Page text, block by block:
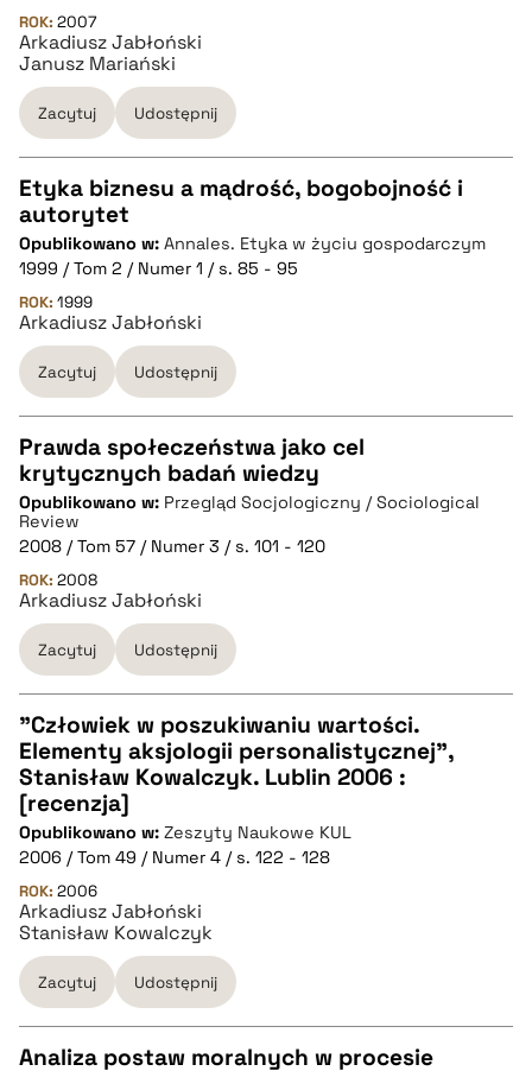
BIBTEX
pobierz cytat
ROK: 2007
Arkadiusz Jabłoński
Janusz Mariański
Zacytuj Udostępnij
CZYSTY TEKST
pobierz cytat
BIBTEX
pobierz cytat
Etyka biznesu a mądrość, bogobojność i
autorytet
Opublikowano w: Annales. Etyka w życiu gospodarczym
1999 / Tom 2 / Numer 1 / s. 85 - 95
ROK: 1999
Arkadiusz Jabłoński
Zacytuj Udostępnij
CZYSTY TEKST
pobierz cytat
BIBTEX
pobierz cytat
Prawda społeczeństwa jako cel
krytycznych badań wiedzy
Opublikowano w: Przegląd Socjologiczny / Sociological
Review
2008 / Tom 57 / Numer 3 / s. 101 - 120
ROK: 2008
Arkadiusz Jabłoński
Zacytuj Udostępnij
CZYSTY TEKST
pobierz cytat
BIBTEX
pobierz cytat
"Człowiek w poszukiwaniu wartości.
Elementy aksjologii personalistycznej",
Stanisław Kowalczyk. Lublin 2006 :
[recenzja]
Opublikowano w: Zeszyty Naukowe KUL
2006 / Tom 49 / Numer 4 / s. 122 - 128
ROK: 2006
Arkadiusz Jabłoński
Stanisław Kowalczyk
Zacytuj Udostępnij
Analiza postaw moralnych w procesie